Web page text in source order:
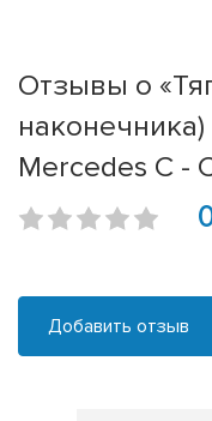
Отзывы о
наконечника)
Mercedes C -
Добавить отзыв